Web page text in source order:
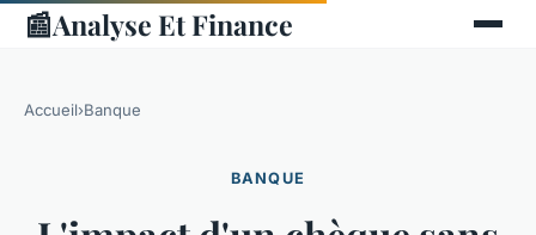
📰Analyse Et Finance
Accueil›Banque
BANQUE